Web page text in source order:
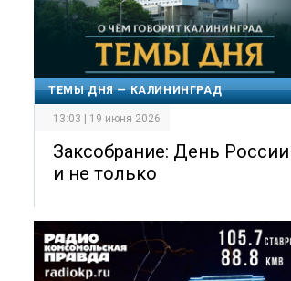
ТЕМЫ ДНЯ — КАЛИНИНГРАД
13:03 | 19 июня 2026
Заксобрание: День России
и не только